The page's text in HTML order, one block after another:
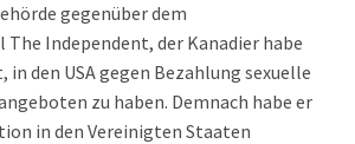
gegenüber dem
Independent, der Kanadier habe
den USA gegen Bezahlung sexuelle
zu haben. Demnach habe er
in den Vereinigten Staaten